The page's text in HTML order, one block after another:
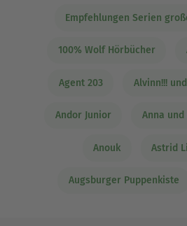
Empfehlungen Serien
100% Wolf Hörbücher
Agent 203 Alvinn!!!
Andor Junior Anna
Anouk Astrid
Augsburger Puppenkiste